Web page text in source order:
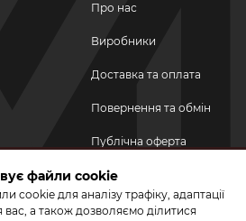
Про нас
Виробники
Доставка та оплата
Повернення та обмін
Публічна оферта
Політика
конфіденційності
файли cookie
cookie для аналізу трафіку, адаптації
а також дозволяємо ділитися